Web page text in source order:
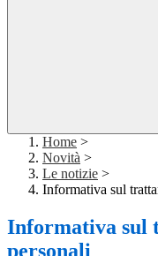
Home >
Novità >
Le notizie >
Informativa sul
Informativa sul
personali